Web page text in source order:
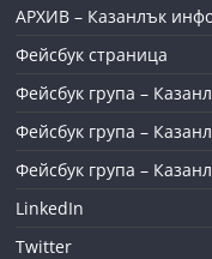
АРХИВ – Казанлък
Фейсбук страница
Фейсбук група –
Фейсбук група –
Фейсбук група –
LinkedIn
Twitter